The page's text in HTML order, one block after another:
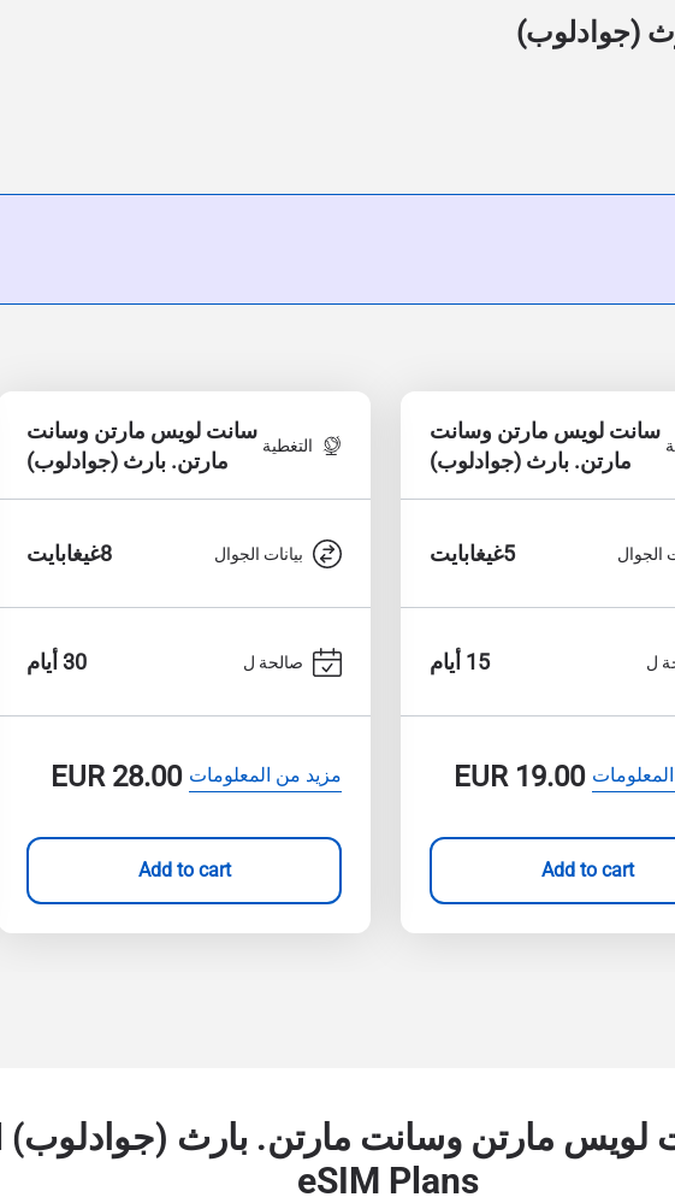
(جوادلوب)
سانت لويس مارتن وسانت
مارتن. بارث (جوادلوب)
الجوال 5غيغابايت
ل 15 أيام
EUR19.00
Add to cart
التغطية
سانت لويس مارتن وسانت
مارتن. بارث (جوادلوب)
بيانات الجوال 8غيغابايت
صالحة ل 30 أيام
مزيد من المعلومات EUR28.00
Add to cart
eSIM Plans